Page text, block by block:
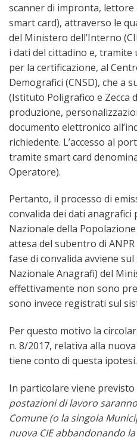
scanner di impronta, lettore
smart card), attraverso le
del Ministero dell’Interno
i dati del cittadino e, tramite
per la certificazione, al
Demografici (CNSD), che a
(Istituto Poligrafico e Zecca
produzione,
documento elettronico
richiedente. L’accesso al
tramite smart card
Operatore).
Pertanto, il processo di
convalida dei dati anagrafici
Nazionale della Popolazione
attesa del subentro di
fase di convalida avviene
Nazionale Anagrafi) del
effettivamente non sono
sono invece registrati sul
Per questo motivo la
n. 8/2017, relativa alla
tiene conto di questa ipotesi.
In particolare viene previsto
postazioni di lavoro
Comune (o la singola
nuova CIE abbandonando